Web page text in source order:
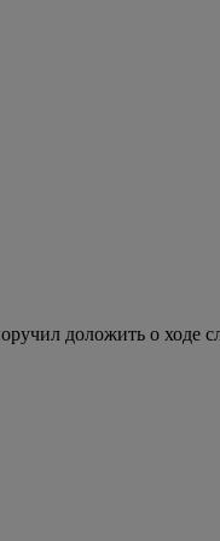
доложить о ходе